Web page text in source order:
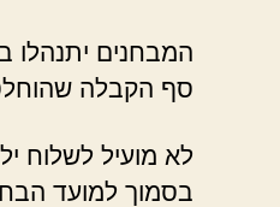
המבחנים יתנהלו
סף הקבלה
לא מועיל לשלוח
בסמוך למועד